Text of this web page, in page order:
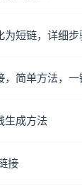
为短链，详细
，简单方法，
生成方法
接